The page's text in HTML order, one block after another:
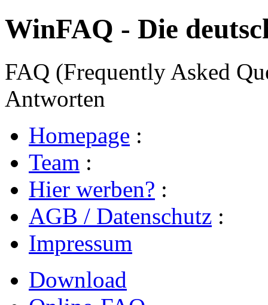
WinFAQ - Die
FAQ (Frequently Asked
Antworten
Homepage :
Team :
Hier werben? :
AGB / Datenschutz :
Impressum
Download